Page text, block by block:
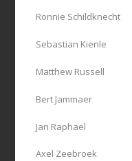
Ronnie Schildknecht
Sebastian Kienle
Matthew Russell
Bert Jammaer
Jan Raphael
Axel Zeebroek